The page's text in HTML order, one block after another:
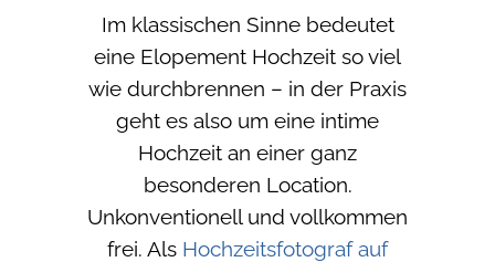
Im klassischen Sinne bedeutet
eine Elopement Hochzeit so viel
wie durchbrennen – in der Praxis
geht es also um eine intime
Hochzeit an einer ganz
besonderen Location.
Unkonventionell und vollkommen
frei. Als Hochzeitsfotograf auf